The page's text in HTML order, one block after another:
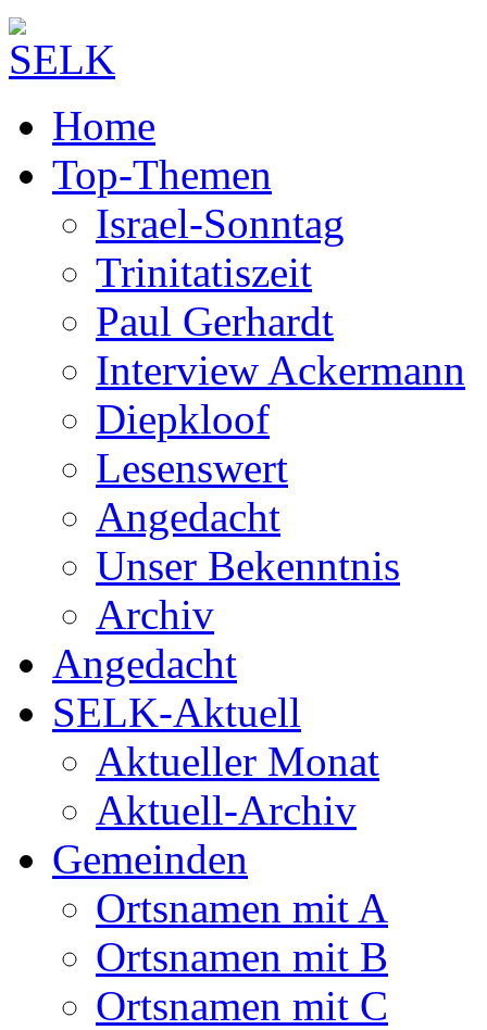
Home
Top-Themen
Israel-Sonntag
Trinitatiszeit
Paul Gerhardt
Interview Ackermann
Diepkloof
Lesenswert
Angedacht
Unser Bekenntnis
Archiv
Angedacht
SELK-Aktuell
Aktueller Monat
Aktuell-Archiv
Gemeinden
Ortsnamen mit A
Ortsnamen mit B
Ortsnamen mit C